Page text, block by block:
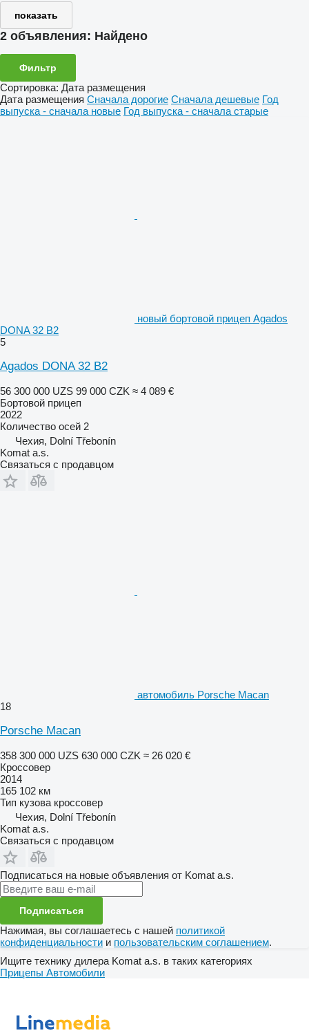
показать
2 объявления: Найдено
Фильтр
Сортировка: Дата размещения
Дата размещения Сначала дорогие Сначала дешевые Год
выпуска - сначала новые Год выпуска - сначала старые
новый бортовой прицеп Agados
DONA 32 B2
5
Agados DONA 32 B2
56 300 000 UZS 99 000 CZK ≈ 4 089 €
Бортовой прицеп
2022
Количество осей 2
Чехия, Dolní Třebonín
Komat a.s.
Связаться с продавцом
автомобиль Porsche Macan
18
Porsche Macan
358 300 000 UZS 630 000 CZK ≈ 26 020 €
Кроссовер
2014
165 102 км
Тип кузова кроссовер
Чехия, Dolní Třebonín
Komat a.s.
Связаться с продавцом
Подписаться на новые объявления от Komat a.s.
Подписаться
Нажимая, вы соглашаетесь с нашей политикой
конфиденциальности и пользовательским соглашением.
Ищите технику дилера Komat a.s. в таких категориях
Прицепы Автомобили